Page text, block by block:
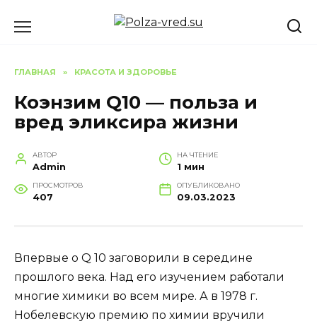
ГЛАВНАЯ » КРАСОТА И ЗДОРОВЬЕ
Коэнзим Q10 — польза и
вред эликсира жизни
АВТОР
Admin
НА ЧТЕНИЕ
1 мин
ПРОСМОТРОВ
407
ОПУБЛИКОВАНО
09.03.2023
Впервые о Q 10 заговорили в середине
прошлого века. Над его изучением работали
многие химики во всем мире. А в 1978 г.
Нобелевскую премию по химии вручили